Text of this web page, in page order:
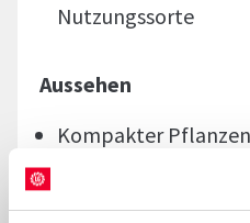
Nutzungssorte
Aussehen
Kompakter